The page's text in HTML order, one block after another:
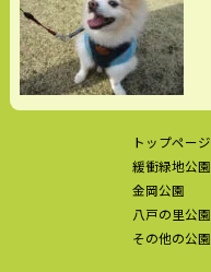
トップページ
緩衝緑地公園
金岡公園
八戸の里公園
その他の公園